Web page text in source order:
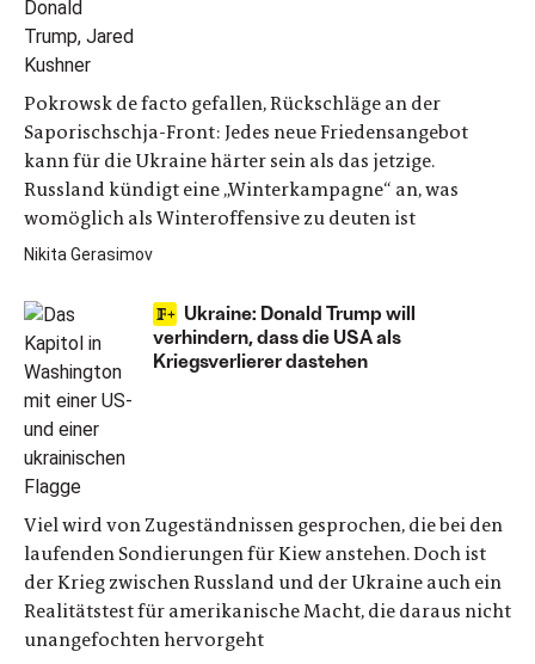
Pokrowsk de facto gefallen, Rückschläge an der
Saporischschja-Front: Jedes neue Friedensangebot
kann für die Ukraine härter sein als das jetzige.
Russland kündigt eine „Winterkampagne“ an, was
womöglich als Winteroffensive zu deuten ist
Nikita Gerasimov
Ukraine: Donald Trump will
verhindern, dass die USA als
Kriegsverlierer dastehen
Viel wird von Zugeständnissen gesprochen, die bei den
laufenden Sondierungen für Kiew anstehen. Doch ist
der Krieg zwischen Russland und der Ukraine auch ein
Realitätstest für amerikanische Macht, die daraus nicht
unangefochten hervorgeht